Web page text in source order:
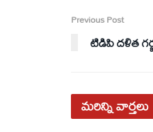
Previous Post
టిడిపి దళిత
మరిన్నివార్తలు